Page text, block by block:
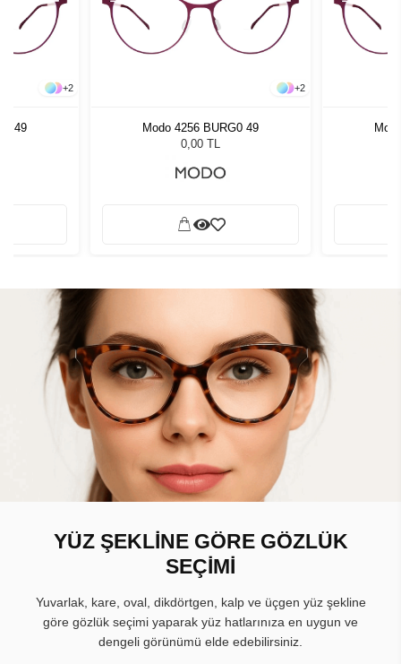
+2
49
+2
Modo 4256 BURG0 49
0,00 TL
YÜZ ŞEKLİNE GÖRE GÖZLÜK
SEÇİMİ
Yuvarlak, kare, oval, dikdörtgen, kalp ve üçgen yüz şekline
göre gözlük seçimi yaparak yüz hatlarınıza en uygun ve
dengeli görünümü elde edebilirsiniz.